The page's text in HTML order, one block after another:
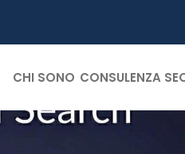
CHI SONO CONSULENZA